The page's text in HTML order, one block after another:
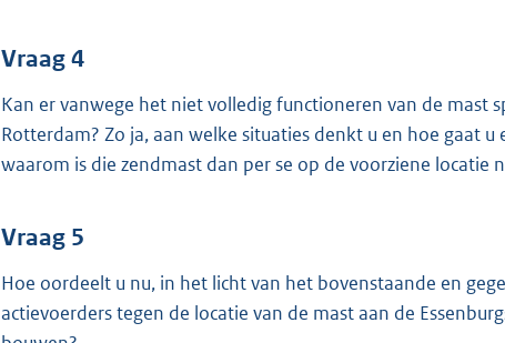
Vraag 4
Kan er vanwege het niet volledig functioneren van de mast
Rotterdam? Zo ja, aan welke situaties denkt u en hoe gaat
waarom is die zendmast dan per se op de voorziene locatie
Vraag 5
Hoe oordeelt u nu, in het licht van het bovenstaande en
actievoerders tegen de locatie van de mast aan de